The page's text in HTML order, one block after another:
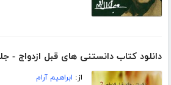
دانلود کتاب دانستنی های قبل ازدواج -
از: ابراهیم آرام